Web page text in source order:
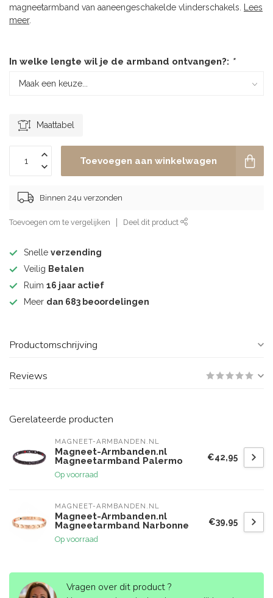
magneetarmband van aaneengeschakelde vlinderschakels.
Lees
meer.
In welke lengte wil je de armband ontvangen?: *
Maattabel
Toevoegen aan winkelwagen
Binnen 24u verzonden
Toevoegen om te vergelijken Deel dit product
Snelle verzending
Veilig Betalen
Ruim 16 jaar actief
Meer dan 683 beoordelingen
Productomschrijving
Reviews
Gerelateerde producten
MAGNEET-ARMBANDEN.NL
Magneet-Armbanden.nl
Magneetarmband Palermo
Op voorraad
€42,95
MAGNEET-ARMBANDEN.NL
Magneet-Armbanden.nl
Magneetarmband Narbonne
Op voorraad
€39,95
Vragen over dit product ?